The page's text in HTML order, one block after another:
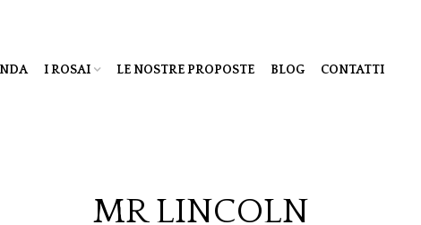
I ROSAI LE NOSTRE PROPOSTE BLOG CONTATTI
MR LINCOLN